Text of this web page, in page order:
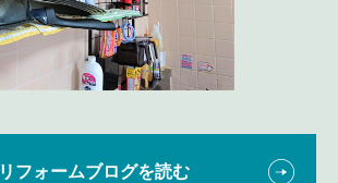
リフォームブログを読む